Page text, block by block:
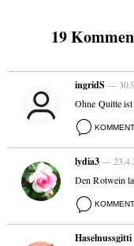
19
ingridS—
Ohne Quitte
lydia3—
Den Rotwein
Haselnussgitti